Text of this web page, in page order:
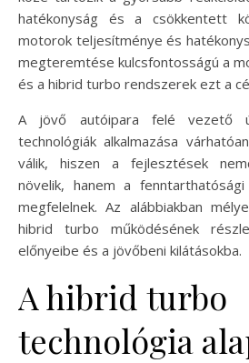
hatékonyság és a csökkentett
motorok teljesítménye és
megteremtése kulcsfontosságú a
és a hibrid turbo rendszerek ezt a
A jövő autóipara felé vezető
technológiák alkalmazása
válik, hiszen a fejlesztések
növelik, hanem a
megfelelnek. Az alábbiakban
hibrid turbo működésének
előnyeibe és a jövőbeni kilátásokba.
A hibrid turbo
technológia